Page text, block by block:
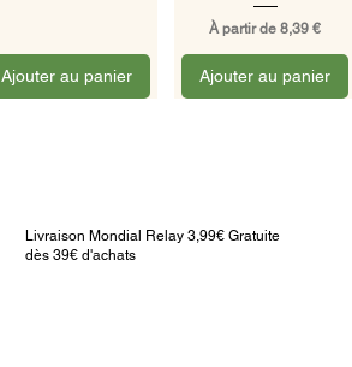
Ajouter au panier
À partir de8,39 €
Prix promotionnel
Ajouter au panier
Livraison Mondial Relay 3,99€ Gratuite
dès 39€ d'achats